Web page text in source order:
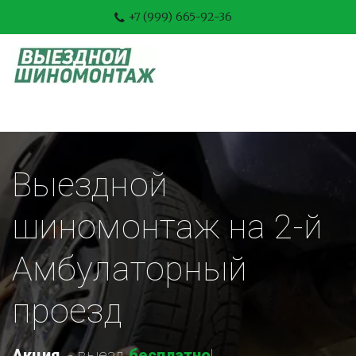
+7 (999) 665-92-36
Выездной
шиномонтаж на 2-й
Амбулаторный
проезд